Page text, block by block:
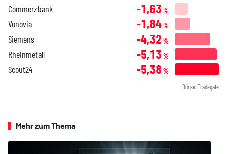
Commerzbank -1,63 %
Vonovia -1,84%
Siemens -4,32 %
Rheinmetall -5,13 %
Scout24 -5,38 %
Börse: Tradegate
Mehr zum Thema